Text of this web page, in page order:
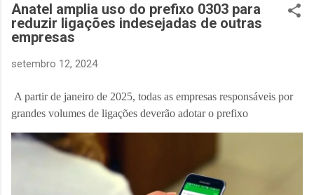
Anatel amplia uso do prefixo 0303 para
reduzir ligações indesejadas de outras
empresas
setembro 12, 2024
A partir de janeiro de 2025, todas as empresas responsáveis por
grandes volumes de ligações deverão adotar o prefixo